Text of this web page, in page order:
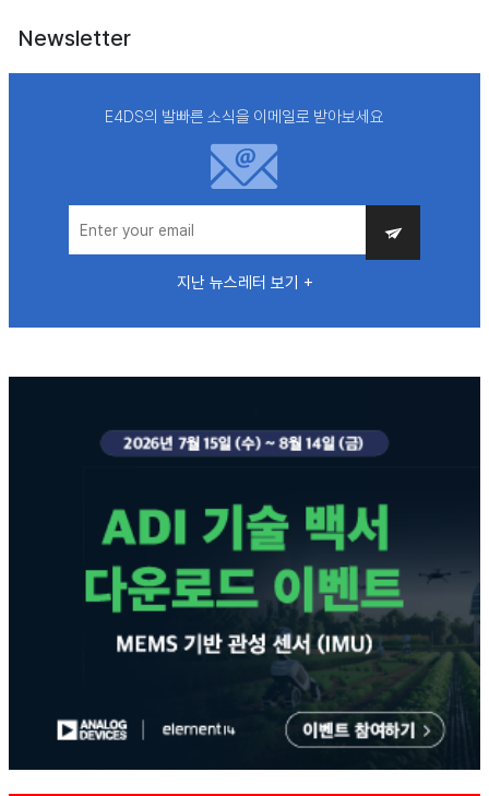
Newsletter
E4DS의 발빠른 소식을 이메일로 받아보세요
지난 뉴스레터 보기 +